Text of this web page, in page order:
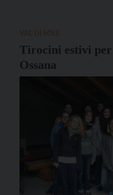
Tirocini estivi
Ossana